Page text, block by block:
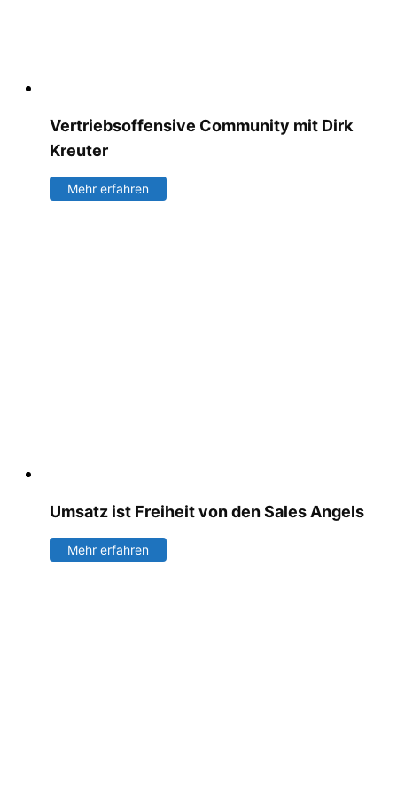
Vertriebsoffensive Community mit Dirk
Kreuter
Mehr erfahren
Umsatz ist Freiheit von den Sales Angels
Mehr erfahren